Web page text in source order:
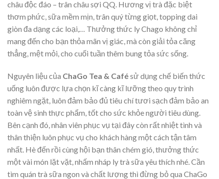
châu độc đáo – trân châu sợi QQ. Hương vị trà đặc biệt
thơm phức, sữa mềm mịn, trân quý từng giọt, topping dai
giòn đa dạng các loại,… Thưởng thức ly Chago không chỉ
mang đến cho bạn thỏa mãn vị giác, mà còn giải tỏa căng
thẳng, mệt mỏi, cho cuối tuần thêm bung tỏa sức sống.
Nguyên liệu của ChaGo Tea & Cafésử dụng chế biến thức
uống luôn được lựa chọn kĩ càng kĩ lưỡng theo quy trình
nghiêm ngặt, luôn đảm bảo đủ tiêu chí tươi sạch đảm bảo an
toàn vệ sinh thực phẩm, tốt cho sức khỏe người tiêu dùng.
Bên cạnh đó, nhân viên phục vụ tại đây còn rất nhiệt tình và
thân thiện luôn phục vụ cho khách hàng một cách tận tâm
nhất. Hè đến rồi cùng hội bạn thân chém gió, thưởng thức
một vài món lặt vặt, nhấm nháp ly trà sữa yêu thích nhé. Cần
tìm quán trà sữa ngon và chất lượng thì đừng bỏ qua ChaGo